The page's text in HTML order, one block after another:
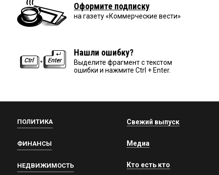
Оформите подписку
на газету «Коммерческие вести»
Нашли ошибку?
Выделите фрагмент с текстом
ошибки и нажмите Ctrl + Enter.
ПОЛИТИКА
ФИНАНСЫ
НЕДВИЖИМОСТЬ
Свежий выпуск
Медиа
Кто есть кто